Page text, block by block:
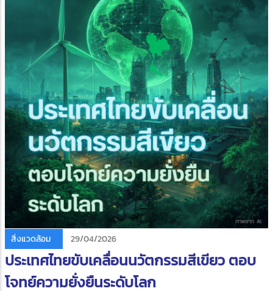
สิ่งแวดล้อม 29/04/2026
ประเทศไทยขับเคลื่อนนวัตกรรมสีเขียว ตอบ
โจทย์ความยั่งยืนระดับโลก